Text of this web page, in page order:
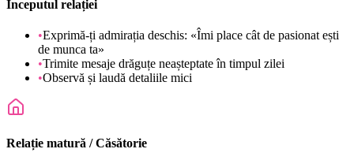
Începutul relației
•Exprimă-ți admirația deschis: «Îmi place cât de pasionat ești
de munca ta»
•Trimite mesaje drăguțe neașteptate în timpul zilei
•Observă și laudă detaliile mici
Relație matură / Căsătorie